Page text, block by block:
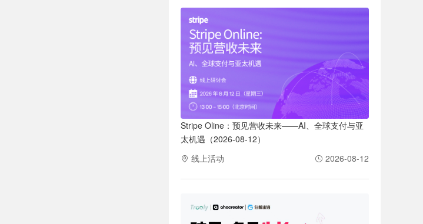
Stripe Oline：预见营收未来——AI、全球支付与亚
太机遇（2026-08-12）
线上活动
2026-08-12